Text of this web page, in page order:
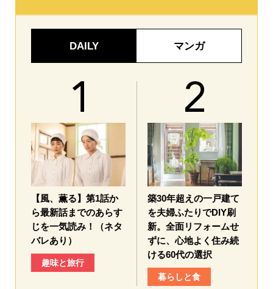
DAILY マンガ
【風、薫る】第1話か
ら最新話までのあらす
じを一気読み！（ネタ
バレあり）
趣味と旅行
築30年超えの一戸建て
を夫婦ふたりでDIY刷
新。全面リフォームせ
ずに、心地よく住み続
ける60代の選択
暮らしと食